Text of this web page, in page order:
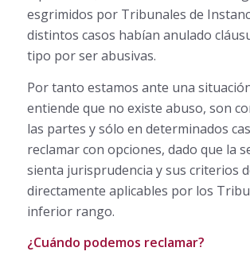
esgrimidos por Tribunales de
distintos casos habían anulado
tipo por ser abusivas.
Por tanto estamos ante una
entiende que no existe abuso, son
las partes y sólo en determinados
reclamar con opciones, dado que la
sienta jurisprudencia y sus criterios
directamente aplicables por los
inferior rango.
¿Cuándo podemos reclamar?